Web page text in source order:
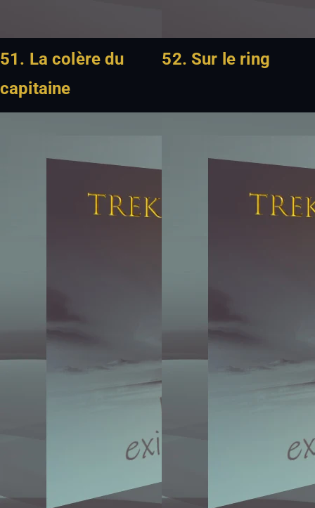
51. La colère du
capitaine
52. Sur le ring